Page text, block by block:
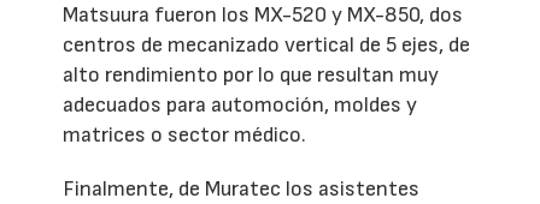
Matsuura fueron los MX-520 y MX-850, dos
centros de mecanizado vertical de 5 ejes, de
alto rendimiento por lo que resultan muy
adecuados para automoción, moldes y
matrices o sector médico.
Finalmente, de Muratec los asistentes